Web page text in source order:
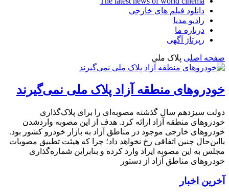
دانلود فیلم های خارجی
رادیو مدیا
درباره ما
رپرتاژ آگهی
صفحه اصلی پلاک ملی
خودروهای منطقه آزاد پلاک ملی نمی‌گیرند
دولت سیزدهم سال گذشته مصوبه‌ای را برای پلاک‌گذاری
خودروهای منطقه آزاد ارائه کرد. هدف از این مصوبه واردشدن
خودروهای خارجی موجود در مناطق آزاد به بازار خودرو کشور بود.
بااین‌حال چنین اتفاقی رخ نخواهد داد؛ چرا که هیئت تطبیق مصوبات
مجلس به این مصوبه ایراد وارد کرده و بنابراین شماره‌گذاری
خودروهای مناطق آزاد از دستور
آخرین اخبار